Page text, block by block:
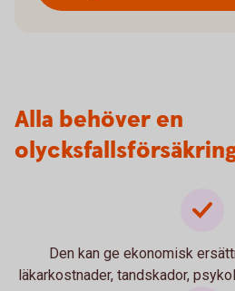
Alla behöver en
Den kan ge ekonomisk
läkarkostnader, tandskador,